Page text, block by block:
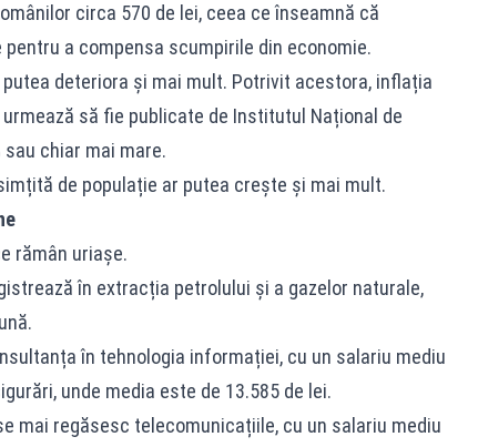
circa 570 de lei, ceea ce înseamnă că
a compensa scumpirile din economie.
deteriora și mai mult. Potrivit acestora, inflația
să fie publicate de Institutul Național de
chiar mai mare.
de populație ar putea crește și mai mult.
rămân uriașe.
în extracția petrolului și a gazelor naturale,
în tehnologia informației, cu un salariu mediu
unde media este de 13.585 de lei.
mai regăsesc telecomunicațiile, cu un salariu mediu